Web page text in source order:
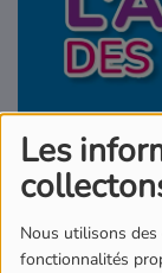
Les
Nous utilisons
fonctionnalités
Podcasts
Où écouter
Pitchoun Rédac
Qui sommes-